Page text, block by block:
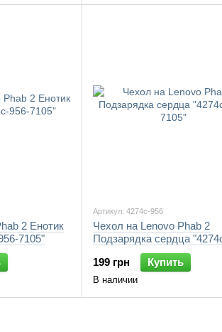
2 Енотик
7105"
Артикул: 4274c-956
Чехол на Lenovo Phab 2
Подзарядка сердца
199 грн
Купить
В наличии